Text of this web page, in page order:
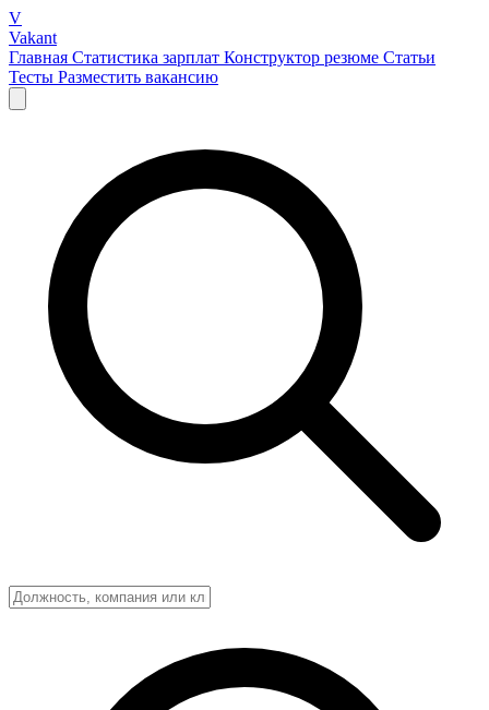
V
Vakant
Главная Статистика зарплат Конструктор резюме Статьи
Тесты Разместить вакансию